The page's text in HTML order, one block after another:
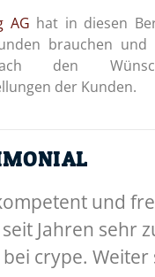
AG hat in diesen
brauchen und
den
der Kunden.
und
Jahren sehr
crype. Weiter